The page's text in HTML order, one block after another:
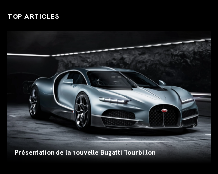
TOP ARTICLES
Présentation de la nouvelle Bugatti Tourbillon